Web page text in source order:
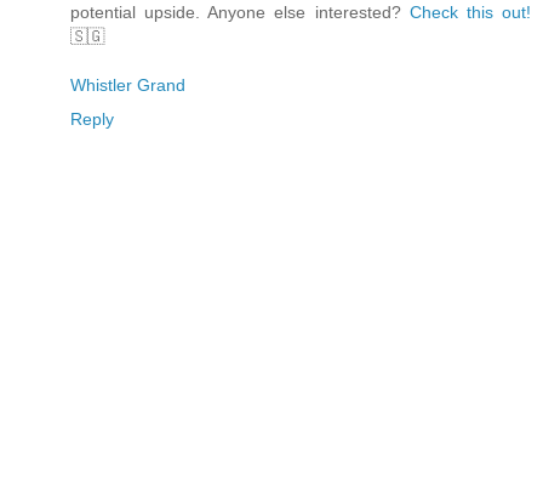
potential upside. Anyone else interested? Check this out!
🇸🇬
Whistler Grand
Reply